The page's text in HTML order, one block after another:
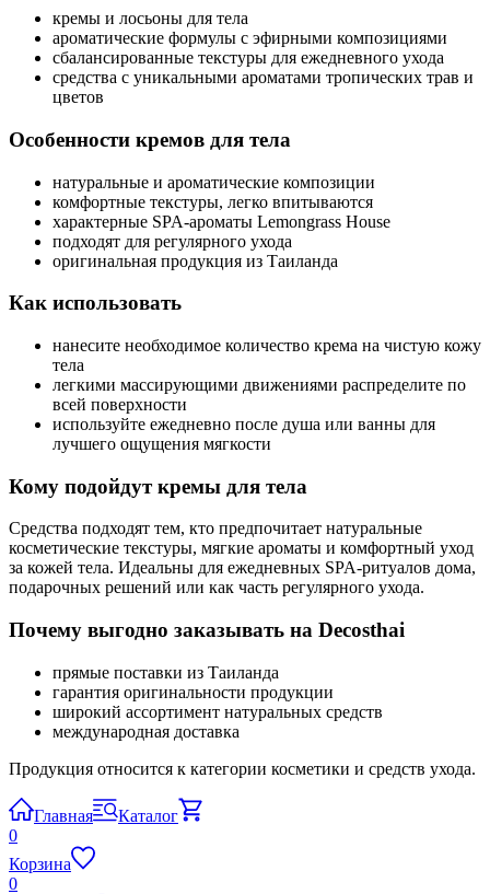
кремы и лосьоны для тела
ароматические формулы с эфирными композициями
сбалансированные текстуры для ежедневного ухода
средства с уникальными ароматами тропических трав и
цветов
Особенности кремов для тела
натуральные и ароматические композиции
комфортные текстуры, легко впитываются
характерные SPA-ароматы Lemongrass House
подходят для регулярного ухода
оригинальная продукция из Таиланда
Как использовать
нанесите необходимое количество крема на чистую кожу
тела
легкими массирующими движениями распределите по
всей поверхности
используйте ежедневно после душа или ванны для
лучшего ощущения мягкости
Кому подойдут кремы для тела
Средства подходят тем, кто предпочитает натуральные
косметические текстуры, мягкие ароматы и комфортный уход
за кожей тела. Идеальны для ежедневных SPA-ритуалов дома,
подарочных решений или как часть регулярного ухода.
Почему выгодно заказывать на Decosthai
прямые поставки из Таиланда
гарантия оригинальности продукции
широкий ассортимент натуральных средств
международная доставка
Продукция относится к категории косметики и средств ухода.
Главная
Каталог
0
Корзина
0